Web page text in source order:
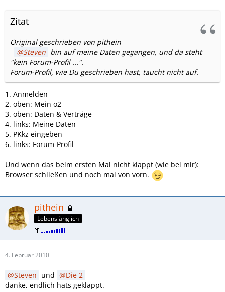
Zitat
Original geschrieben von pithein
Steven bin auf meine Daten gegangen, und da steht
"kein Forum-Profil ...".
Forum-Profil, wie Du geschrieben hast, taucht nicht auf.
1. Anmelden
2. oben: Mein o2
3. oben: Daten & Verträge
4. links: Meine Daten
5. PKkz eingeben
6. links: Forum-Profil
Und wenn das beim ersten Mal nicht klappt (wie bei mir):
Browser schließen und noch mal von vorn.
pithein
Lebenslänglich
4. Februar 2010
Steven und
Die 2
danke, endlich hats geklappt.